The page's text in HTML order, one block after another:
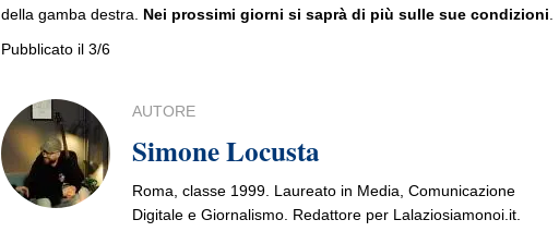
della gamba destra. Nei prossimi giorni si saprà di più sulle sue condizioni
Pubblicato il 3/6
AUTORE
Simone Locusta
Roma, classe 1999. Laureato in Media, Comunicazione
Digitale e Giornalismo. Redattore per Lalaziosiamonoi.it.